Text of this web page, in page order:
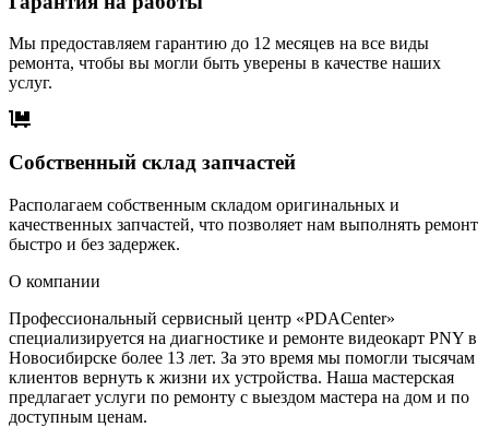
Мы предоставляем гарантию до 12 месяцев на все виды
ремонта, чтобы вы могли быть уверены в качестве наших
услуг.
Собственный склад запчастей
Располагаем собственным складом оригинальных и
качественных запчастей, что позволяет нам выполнять ремонт
быстро и без задержек.
О компании
Профессиональный сервисный центр «PDACenter»
специализируется на диагностике и ремонте видеокарт PNY в
Новосибирске более 13 лет. За это время мы помогли тысячам
клиентов вернуть к жизни их устройства. Наша мастерская
предлагает услуги по ремонту с выездом мастера на дом и по
доступным ценам.